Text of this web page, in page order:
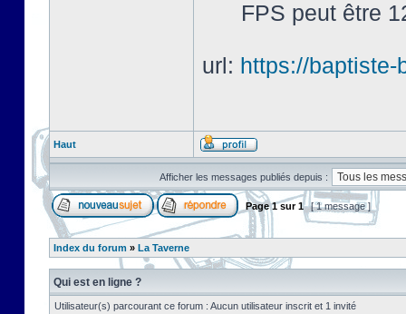
FPS peut être
url: https://
Haut
Afficher les messages publiés depuis :
Page1sur1 [ 1 message ]
Index du forum » La Taverne
Qui est en ligne ?
Utilisateur(s) parcourant ce forum : Aucun utilisateur inscrit et 1 invité